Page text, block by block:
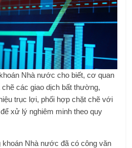
Nhà nước cho biết, cơ quan
các giao dịch bất thường,
trục lợi, phối hợp chặt chẽ với
xử lý nghiêm minh theo quy
Nhà nước đã có công văn